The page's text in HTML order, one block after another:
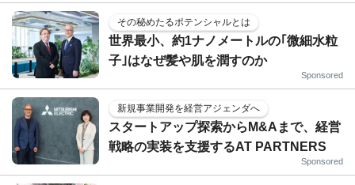
その秘めたるポテンシャルとは
世界最小、約1ナノメートルの｢微細水粒
子｣はなぜ髪や肌を潤すのか
Sponsored
新規事業開発を経営アジェンダへ
スタートアップ探索からM&Aまで、経営
戦略の実装を支援するAT PARTNERS
Sponsored